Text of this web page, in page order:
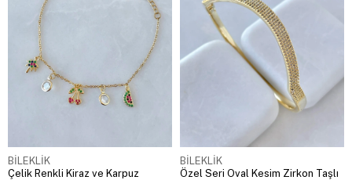
BİLEKLİK
Çelik Renkli Kiraz ve Karpuz
BİLEKLİK
Özel Seri Oval Kesim Zirkon Taşlı